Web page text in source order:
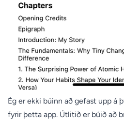
Ég er ekki búinn að gefast upp á
fyrir þetta app. Útlitið er búið að